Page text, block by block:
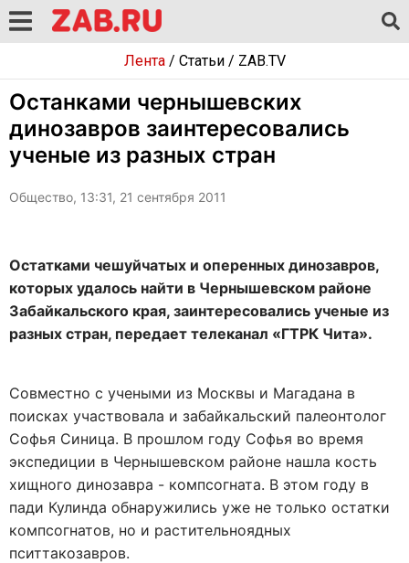
Лента/ Статьи/ ZAB.TV
Останками чернышевских
динозавров заинтересовались
ученые из разных стран
Общество, 13:31, 21 сентября 2011
Остатками чешуйчатых и оперенных динозавров,
которых удалось найти в Чернышевском районе
Забайкальского края, заинтересовались ученые из
разных стран, передает телеканал «ГТРК Чита».
Совместно с учеными из Москвы и Магадана в
поисках участвовала и забайкальский палеонтолог
Софья Синица. В прошлом году Софья во время
экспедиции в Чернышевском районе нашла кость
хищного динозавра - компсогната. В этом году в
пади Кулинда обнаружились уже не только остатки
компсогнатов, но и растительноядных
пситтакозавров.